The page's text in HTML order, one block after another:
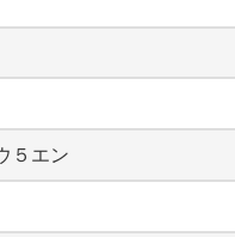
５エン